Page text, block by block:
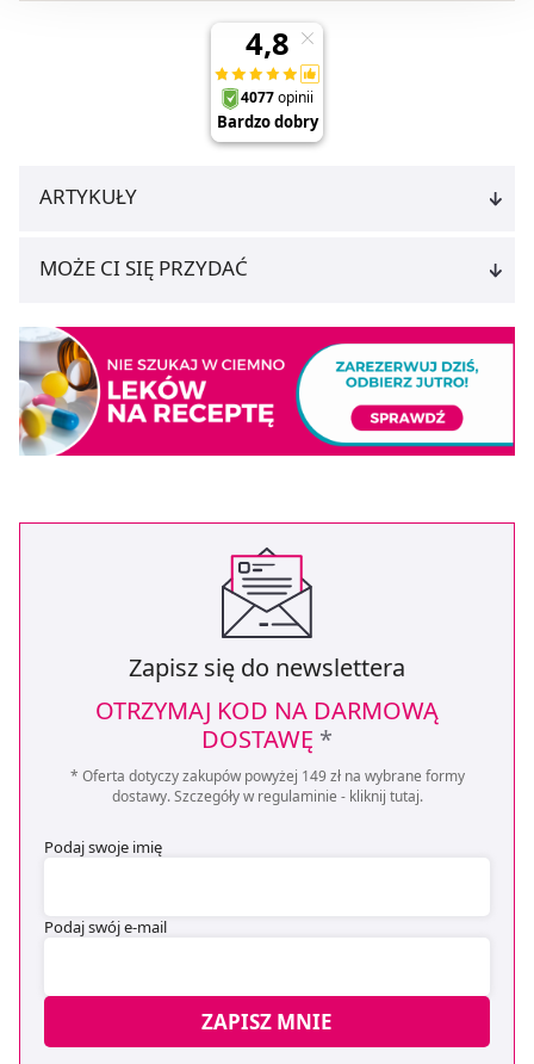
będzie oznaczało, że nie wyrażasz zgody na
pozyskiwanie od Ciebie danych, które nie są niezbędne
dla funkcjonowania Strony. Będzie się to jednak wiązało
z brakiem dostępu do wszystkich funkcjonalności
ARTYKUŁY
MOŻE CI SIĘ PRZYDAĆ
Zapisz się do newslettera
OTRZYMAJ KOD NA DARMOWĄ
DOSTAWĘ *
* Oferta dotyczy zakupów powyżej 149 zł na wybrane formy
dostawy. Szczegóły w regulaminie - kliknij tutaj.
Podaj swoje imię
Podaj swój e-mail
ZAPISZ MNIE